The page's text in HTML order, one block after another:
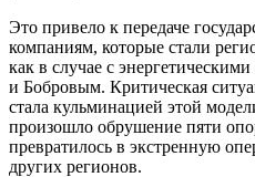
Это привело к передаче
компаниям, которые стали
как в случае с
и Бобровым. Критическая
стала кульминацией этой
произошло обрушение пяти
превратилось в экстренную
других регионов.